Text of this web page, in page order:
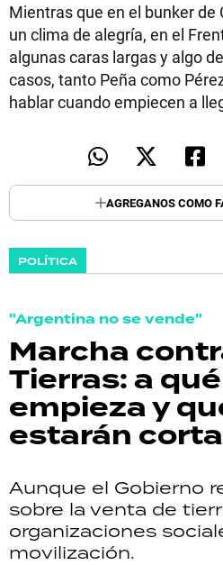
Mientras que en el bunker
un clima de alegría, en el
algunas caras largas y algo
casos, tanto Peña como
hablar cuando empiecen a
AGREGANOS COMO
POLÍTICA
"Argentina no se vende"
Marcha
Tierras: a
empieza y
estarán
Aunque el Gobierno
sobre la venta de
organizaciones
movilización.